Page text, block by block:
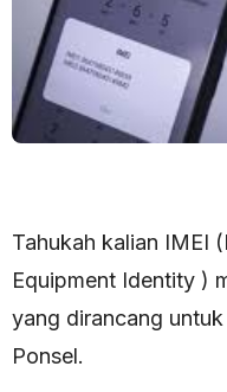
Tahukah kalian IMEI
Equipment Identity )
yang dirancang
Ponsel.